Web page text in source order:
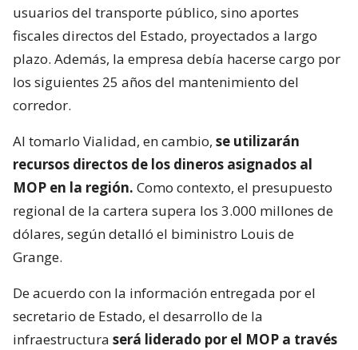
usuarios del transporte público, sino aportes
fiscales directos del Estado, proyectados a largo
plazo. Además, la empresa debía hacerse cargo por
los siguientes 25 años del mantenimiento del
corredor.
Al tomarlo Vialidad, en cambio, se utilizarán
recursos directos de los dineros asignados al
MOP en la región. Como contexto, el presupuesto
regional de la cartera supera los 3.000 millones de
dólares, según detalló el biministro Louis de
Grange.
De acuerdo con la información entregada por el
secretario de Estado, el desarrollo de la
infraestructura será liderado por el MOP a través